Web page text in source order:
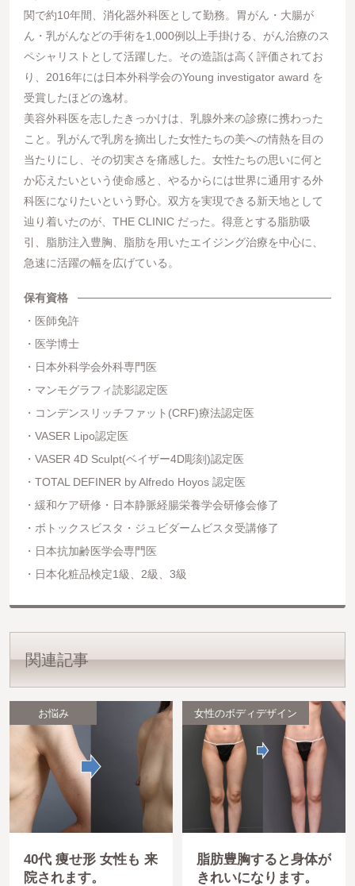
関で約10年間、消化器外科医として勤務。胃がん・大腸が
ん・乳がんなどの手術を1,000例以上手掛ける、がん治療のス
ペシャリストとして活躍した。その造詣は高く評価されてお
り、2016年には日本外科学会のYoung investigator award を
受賞したほどの逸材。
美容外科医を志したきっかけは、乳腺外来の診療に携わった
こと。乳がんで乳房を摘出した女性たちの美への情熱を目の
当たりにし、その切実さを痛感した。女性たちの思いに何と
か応えたいという使命感と、やるからには世界に通用する外
科医になりたいという野心。双方を実現できる新天地として
辿り着いたのが、THE CLINIC だった。得意とする脂肪吸
引、脂肪注入豊胸、脂肪を用いたエイジング治療を中心に、
急速に活躍の幅を広げている。
保有資格
医師免許
医学博士
日本外科学会外科専門医
マンモグラフィ読影認定医
コンデンスリッチファット(CRF)療法認定医
VASER Lipo認定医
VASER 4D Sculpt(ベイザー4D彫刻)認定医
TOTAL DEFINER by Alfredo Hoyos 認定医
緩和ケア研修・日本静脈経腸栄養学会研修会修了
ボトックスビスタ・ジュビダームビスタ受講修了
日本抗加齢医学会専門医
日本化粧品検定1級、2級、3級
関連記事
お悩み
40代 痩せ形 女性も 来
院されます。
女性のボディデザイン
脂肪豊胸すると身体が
きれいになります。